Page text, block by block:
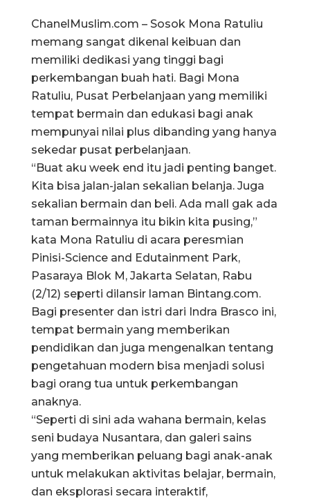
ChanelMuslim.com – Sosok Mona Ratuliu
memang sangat dikenal keibuan dan
memiliki dedikasi yang tinggi bagi
perkembangan buah hati. Bagi Mona
Ratuliu, Pusat Perbelanjaan yang memiliki
tempat bermain dan edukasi bagi anak
mempunyai nilai plus dibanding yang hanya
sekedar pusat perbelanjaan.
“Buat aku week end itu jadi penting banget.
Kita bisa jalan-jalan sekalian belanja. Juga
sekalian bermain dan beli. Ada mall gak ada
taman bermainnya itu bikin kita pusing,”
kata Mona Ratuliu di acara peresmian
Pinisi-Science and Edutainment Park,
Pasaraya Blok M, Jakarta Selatan, Rabu
(2/12) seperti dilansir laman Bintang.com.
Bagi presenter dan istri dari Indra Brasco ini,
tempat bermain yang memberikan
pendidikan dan juga mengenalkan tentang
pengetahuan modern bisa menjadi solusi
bagi orang tua untuk perkembangan
anaknya.
“Seperti di sini ada wahana bermain, kelas
seni budaya Nusantara, dan galeri sains
yang memberikan peluang bagi anak-anak
untuk melakukan aktivitas belajar, bermain,
dan eksplorasi secara interaktif,